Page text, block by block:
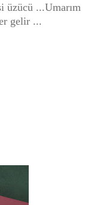
üzücü ...Umarım
gelir ...